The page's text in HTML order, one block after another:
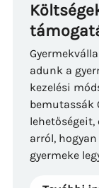
adunk a
kezelési
bemutassák
arról,
gyermeke